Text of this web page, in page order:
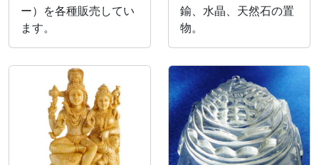
ー）を各種販売してい
ます。
鍮、水晶、天然石の置
物。